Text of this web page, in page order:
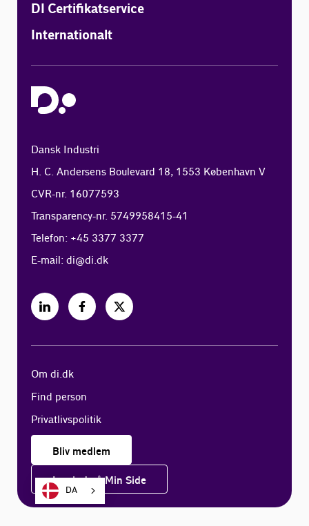
DI Certifikatservice
Internationalt
Dansk Industri
H. C. Andersens Boulevard 18, 1553 København V
CVR-nr. 16077593
Transparency-nr. 5749958415-41
Telefon: +45 3377 3377
E-mail:di@di.dk
Om di.dk
Find person
Privatlivspolitik
Bliv medlem
Log ind på Min Side
DA